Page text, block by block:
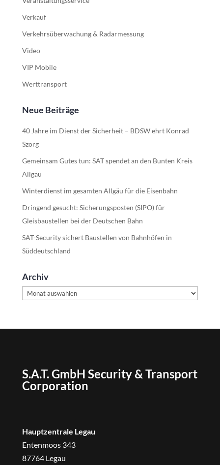
Verkauf
Verkehrsüberwachung & Radarmessung
Video
VIP Mobile
Werttransport
Neue Beiträge
40 Jahre im Dienst der Sicherheit – BDSW ehrt Konrad
Szorg
Gemeinsam Gutes tun: SAT spendet an den Bunten Kreis
Allgäu
Winterdienst im gesamten Allgäu für die Eisenbahn
Dringend gesucht: Sicherungsposten (SIPO) für
Gleisbaustellen bei der Deutschen Bahn
SAT-Security sichert Baustellen von Bahnhöfen in
Süddeutschland
Archiv
Archiv
S.A.T. GmbH Security & Transport
Corporation
Hauptzentrale Legau
Entenmoos 343
87764 Legau